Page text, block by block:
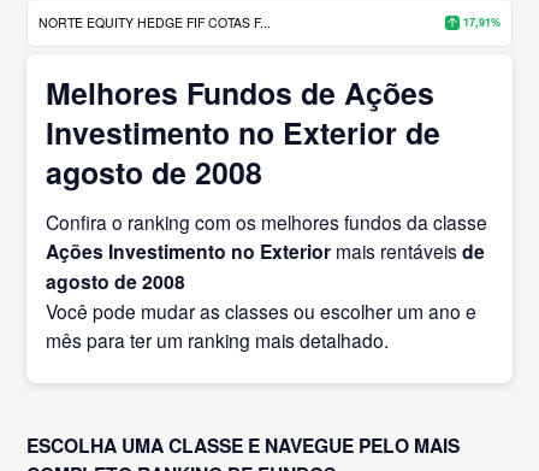
NORTE EQUITY HEDGE FIF COTAS F... 17,91%
Melhores Fundos de Ações
Investimento no Exterior de
agosto de 2008
Confira o ranking com os melhores fundos da classe
Ações Investimento no Exterior mais rentáveisde
agosto de 2008
Você pode mudar as classes ou escolher um ano e
mês para ter um ranking mais detalhado.
ESCOLHA UMA CLASSE E NAVEGUE PELO MAIS